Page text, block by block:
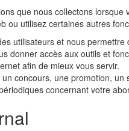
que nous collectons
ou utilisez certaines autres
utilisateurs et nous
donner accès aux outils et
afin de mieux vous servir.
concours, une promotion,
concernant votre